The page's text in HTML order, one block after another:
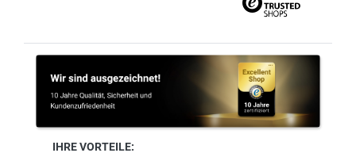
IHRE VORTEILE: